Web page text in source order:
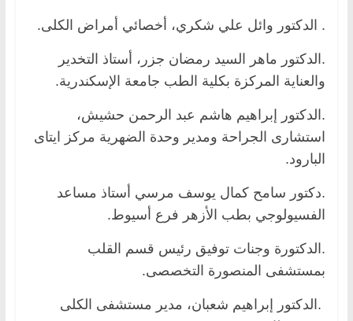
. الدكتور وائل علي شكري، أخصائي أمراض الكلى.
.الدكتور ماهر السيد رمضان جزر، أستاذ التخدير
والعناية المركزة بكلية الطب جامعة الإسكندرية.
.الدكتور إبراهيم هاشم عبد الرحمن حشيش،
استشارى الجراحة ومدير وحدة الضهرية مركز ايتاى
البارود.
.دكتور سامح كمال يوسف مرسي أستاذ مساعد
الفسيولوجي بطب الأزهر فرع أسيوط.
.الدكتورة وجنات توفيق رئيس قسم القلب
بمستشفى المنصورة التخصصى.
.الدكتور إبراهيم شعبان، مدير مستشفى الكلى